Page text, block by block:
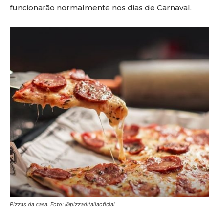
funcionarão normalmente nos dias de Carnaval.
Pizzas da casa. Foto: @pizzaditaliaoficial